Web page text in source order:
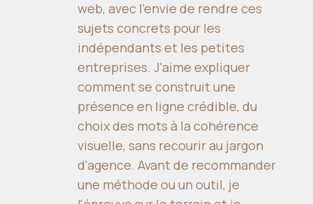
web, avec l'envie de rendre ces
sujets concrets pour les
indépendants et les petites
entreprises. J'aime expliquer
comment se construit une
présence en ligne crédible, du
choix des mots à la cohérence
visuelle, sans recourir au jargon
d'agence. Avant de recommander
une méthode ou un outil, je